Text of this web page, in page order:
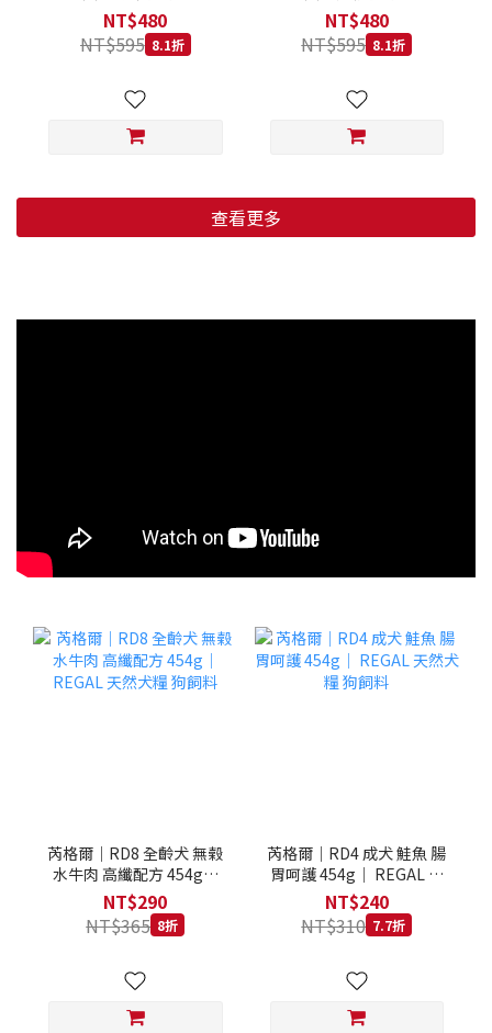
低穀鱈魚甜橙 小顆粒 800G
NT$480
NT$595 8.1折
羊肉藍莓 小顆粒 800G
NT$480
NT$595 8.1折
查看更多
芮格爾｜RD8 全齡犬 無榖
水牛肉 高纖配方 454g｜
REGAL 天然犬糧 狗飼料
NT$290
NT$365 8折
芮格爾｜RD4 成犬 鮭魚 腸
胃呵護 454g｜ REGAL 天
然犬糧 狗飼料
NT$240
NT$310 7.7折